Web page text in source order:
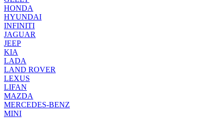
HONDA
HYUNDAI
INFINITI
JAGUAR
JEEP
KIA
LADA
LAND ROVER
LEXUS
LIFAN
MAZDA
MERCEDES-BENZ
MINI